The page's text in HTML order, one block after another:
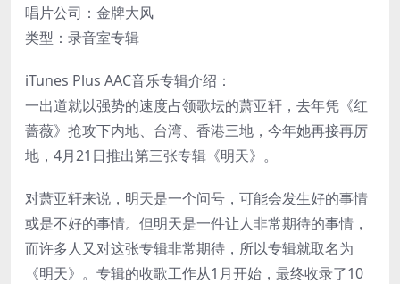
唱片公司：金牌大风
类型：录音室专辑
iTunes Plus AAC音乐专辑介绍：
一出道就以强势的速度占领歌坛的萧亚轩，去年凭《红
蔷薇》抢攻下内地、台湾、香港三地，今年她再接再厉
地，4月21日推出第三张专辑《明天》。
对萧亚轩来说，明天是一个问号，可能会发生好的事情
或是不好的事情。但明天是一件让人非常期待的事情，
而许多人又对这张专辑非常期待，所以专辑就取名为
《明天》。专辑的收歌工作从1月开始，最终收录了10